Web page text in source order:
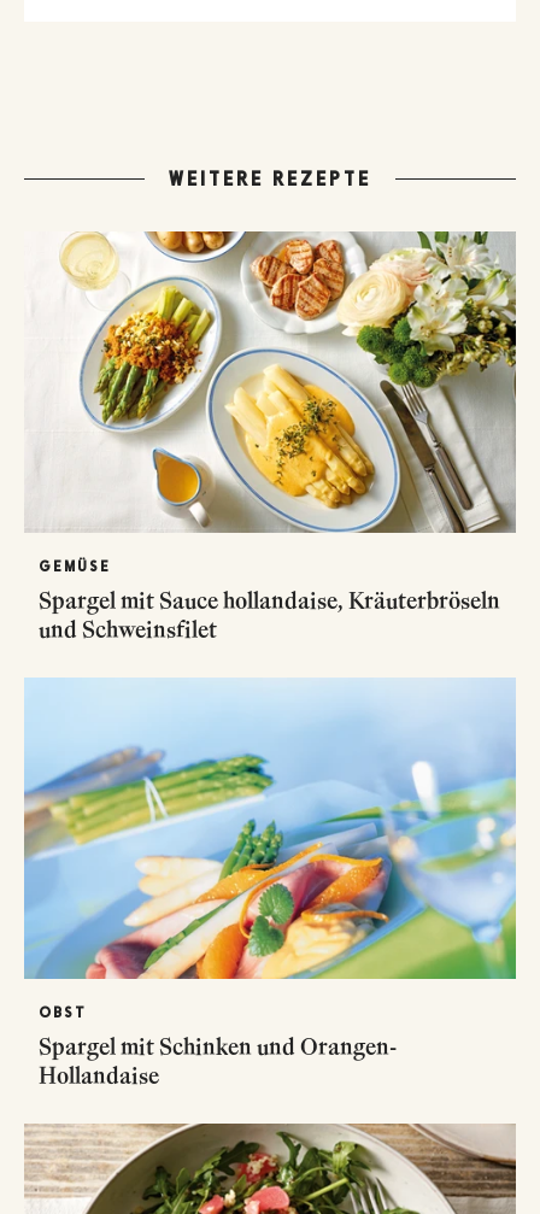
WEITERE REZEPTE
GEMÜSE
Spargel mit Sauce hollandaise, Kräuterbröseln
und Schweinsfilet
OBST
Spargel mit Schinken und Orangen-
Hollandaise